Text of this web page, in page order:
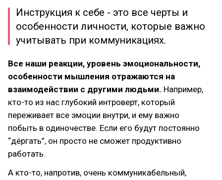
Инструкция к себе - это все черты и
особенности личности, которые важно
учитывать при коммуникациях.
Все наши реакции, уровень эмоциональности,
особенности мышления отражаются на
взаимодействии с другими людьми. Например,
кто-то из нас глубокий интроверт, который
переживает все эмоции внутри, и ему важно
побыть в одиночестве. Если его будут постоянно
“дёргать”, он просто не сможет продуктивно
работать.
А кто-то, напротив, очень коммуникабельный,